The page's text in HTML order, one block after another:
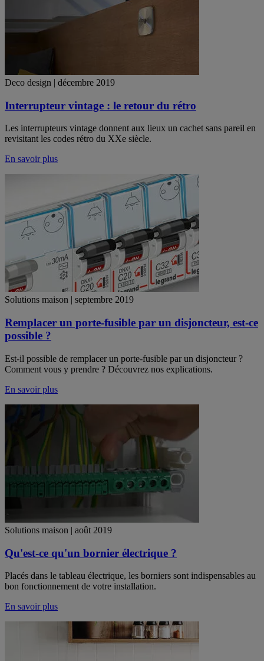
Deco design | décembre 2019
Interrupteur vintage : le retour du rétro
Les interrupteurs vintage donnent aux lieux un cachet sans pareil en
revisitant les codes rétro du XXe siècle.
En savoir plus
Solutions maison | septembre 2019
Remplacer un porte-fusible par un disjoncteur, est-ce
possible ?
Est-il possible de remplacer un porte-fusible par un disjoncteur ?
Comment vous y prendre ? Découvrez nos explications.
En savoir plus
Solutions maison | août 2019
Qu'est-ce qu'un bornier électrique ?
Placés dans le tableau électrique, les borniers sont indispensables au
bon fonctionnement de votre installation.
En savoir plus